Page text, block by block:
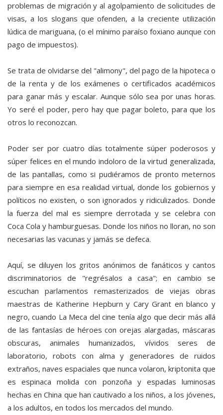
problemas de migración y al agolpamiento de solicitudes de
visas, a los slogans que ofenden, a la creciente utilización
lúdica de mariguana, (o el mínimo paraíso foxiano aunque con
pago de impuestos).
Se trata de olvidarse del "alimony", del pago de la hipoteca o
de la renta y de los exámenes o certificados académicos
para ganar más y escalar. Aunque sólo sea por unas horas.
Yo seré el poder, pero hay que pagar boleto, para que los
otros lo reconozcan.
Poder ser por cuatro días totalmente súper poderosos y
súper felices en el mundo indoloro de la virtud generalizada,
de las pantallas, como si pudiéramos de pronto meternos
para siempre en esa realidad virtual, donde los gobiernos y
políticos no existen, o son ignorados y ridiculizados. Donde
la fuerza del mal es siempre derrotada y se celebra con
Coca Cola y hamburguesas. Donde los niños no lloran, no son
necesarias las vacunas y jamás se defeca.
Aquí, se diluyen los gritos anónimos de fanáticos y cantos
discriminatorios de "regrésalos a casa"; en cambio se
escuchan parlamentos remasterizados de viejas obras
maestras de Katherine Hepburn y Cary Grant en blanco y
negro, cuando La Meca del cine tenía algo que decir más allá
de las fantasías de héroes con orejas alargadas, máscaras
obscuras, animales humanizados, vívidos seres de
laboratorio, robots con alma y generadores de ruidos
extraños, naves espaciales que nunca volaron, kriptonita que
es espinaca molida con ponzoña y espadas luminosas
hechas en China que han cautivado a los niños, a los jóvenes,
a los adultos, en todos los mercados del mundo.